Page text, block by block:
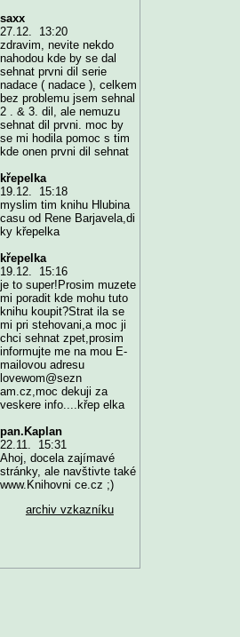
saxx
27.12. 13:20
zdravim, nevite nekdo
nahodou kde by se dal
sehnat prvni dil serie
nadace ( nadace ), celkem
bez problemu jsem sehnal
2 . & 3. dil, ale nemuzu
sehnat dil prvni. moc by
se mi hodila pomoc s tim
kde onen prvni dil sehnat
křepelka
19.12. 15:18
myslim tim knihu Hlubina
casu od Rene Barjavela,di
ky křepelka
křepelka
19.12. 15:16
je to super!Prosim muzete
mi poradit kde mohu tuto
knihu koupit?Strat ila se
mi pri stehovani,a moc ji
chci sehnat zpet,prosim
informujte me na mou E-
mailovou adresu
lovewom@sezn
am.cz,moc dekuji za
veskere info....křep elka
pan.Kaplan
22.11. 15:31
Ahoj, docela zajímavé
stránky, ale navštivte také
www.Knihovni ce.cz ;)
archiv vzkazníku